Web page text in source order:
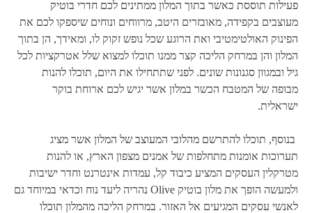
פעילות תוססת כאשר בתוך המלון ממתינים לכם חדרי בוטיק
מעוצבים בקפידה, מאובזרים היטב, מרווחים ונוחים שיספקו לכם את
הפינוק האולטימטיבי ואת הרוגע שכל נופש זקוק לו, ומאידך, הן בתוך
המלון והן במרחק הליכה קצר ממנו תוכלו למצוא שלל אטרקציות לכל
גיל ובמגוון סגנונות שונים. לפני שתתחילו את היום, תוכלו להנות
מבופה של המטבח הכשר במלון אשר יגיש לכם ארוחת בוקר
ישראלית.
בנוסף, תוכלו להתרשם מהלובי המעוצב של המלון אשר מציג
תערוכות אומנות מתחלפות של אמנים מצפון הארץ, או להנות
מטרקלין העסקים המציע כיבוד קל, עמדות אינטרנט וחדר ישיבות
ולמעשה הופך את מלון בוטיק Olive נהריה ליעד נוח וכדאי במיוחד גם
לאנשי עסקים המגיעים אל האזור. במרחק הליכה מהמלון תוכלו